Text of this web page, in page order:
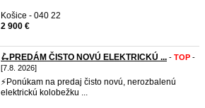
Košice - 040 22
2 900 €
🛴PREDÁM ČISTO NOVÚ ELEKTRICKÚ ... - TOP -
[7.8. 2026]
⚡️Ponúkam na predaj čisto novú, nerozbalenú
elektrickú kolobežku ...